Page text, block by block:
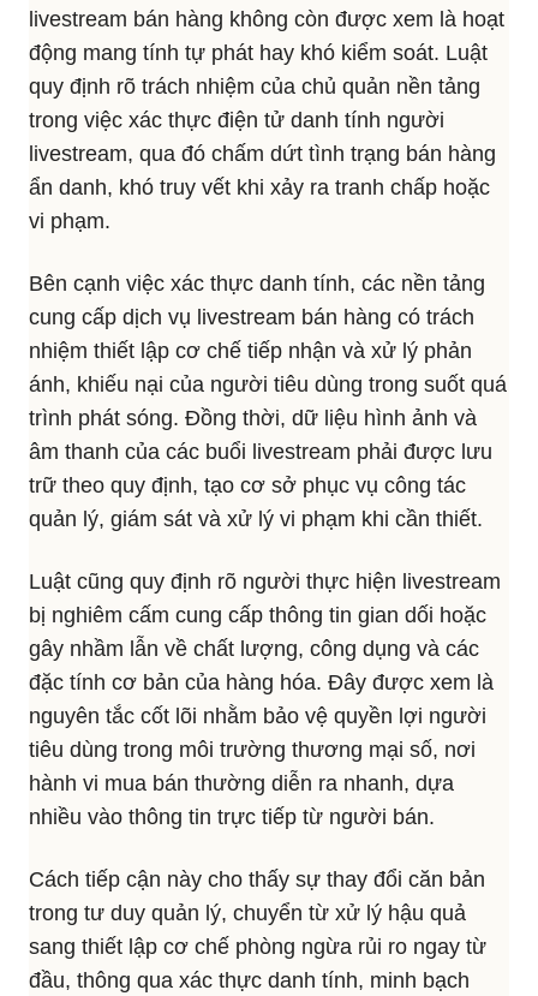
livestream bán hàng không còn được xem là hoạt
động mang tính tự phát hay khó kiểm soát. Luật
quy định rõ trách nhiệm của chủ quản nền tảng
trong việc xác thực điện tử danh tính người
livestream, qua đó chấm dứt tình trạng bán hàng
ẩn danh, khó truy vết khi xảy ra tranh chấp hoặc
vi phạm.
Bên cạnh việc xác thực danh tính, các nền tảng
cung cấp dịch vụ livestream bán hàng có trách
nhiệm thiết lập cơ chế tiếp nhận và xử lý phản
ánh, khiếu nại của người tiêu dùng trong suốt quá
trình phát sóng. Đồng thời, dữ liệu hình ảnh và
âm thanh của các buổi livestream phải được lưu
trữ theo quy định, tạo cơ sở phục vụ công tác
quản lý, giám sát và xử lý vi phạm khi cần thiết.
Luật cũng quy định rõ người thực hiện livestream
bị nghiêm cấm cung cấp thông tin gian dối hoặc
gây nhầm lẫn về chất lượng, công dụng và các
đặc tính cơ bản của hàng hóa. Đây được xem là
nguyên tắc cốt lõi nhằm bảo vệ quyền lợi người
tiêu dùng trong môi trường thương mại số, nơi
hành vi mua bán thường diễn ra nhanh, dựa
nhiều vào thông tin trực tiếp từ người bán.
Cách tiếp cận này cho thấy sự thay đổi căn bản
trong tư duy quản lý, chuyển từ xử lý hậu quả
sang thiết lập cơ chế phòng ngừa rủi ro ngay từ
đầu, thông qua xác thực danh tính, minh bạch